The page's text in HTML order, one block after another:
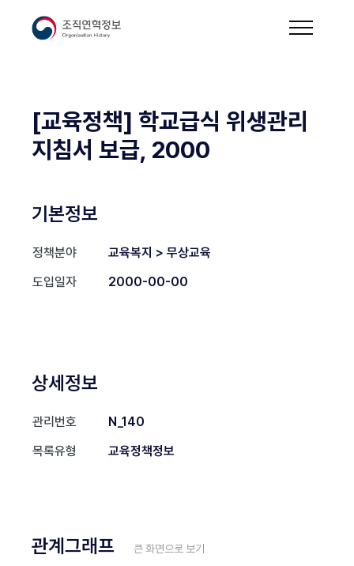
[교육정책] 학교급식 위생관리
지침서 보급, 2000
기본정보
정책분야
교육복지 > 무상교육
도입일자
2000-00-00
상세정보
관리번호
N_140
목록유형
교육정책정보
관계그래프 큰 화면으로 보기